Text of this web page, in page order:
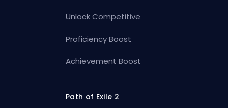
Unlock Competitive
Proficiency Boost
Achievement Boost
Path of Exile 2